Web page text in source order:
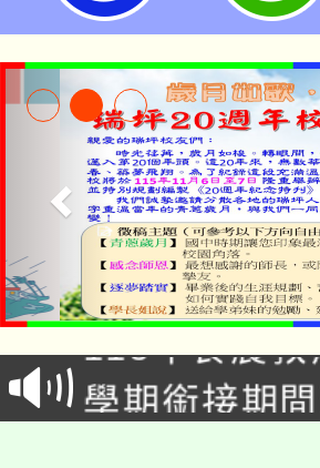
淨零綠生活
會
115年食農教
程
學期銜接期